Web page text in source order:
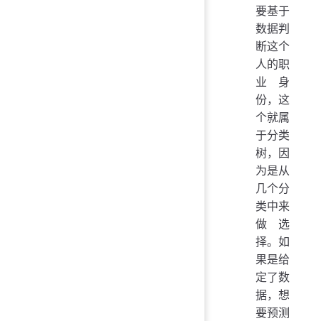
要基于
数据判
断这个
人的职
业身
份，这
个就属
于分类
树，因
为是从
几个分
类中来
做选
择。如
果是给
定了数
据，想
要预测